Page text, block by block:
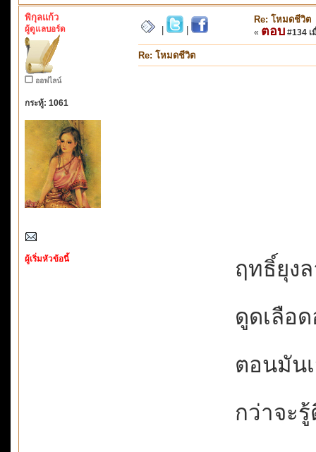
พิกุลแก้ว
ผู้ดูแลบอร์ด
ออฟไลน์
กระทู้: 1061
ผู้เริ่มหัวข้อนี้
Re: โหมดชีวิต
« ตอบ #134 เ
Re: โหมดชีวิต
ฤทธิ์ยุง
ดูดเลือ
ตอนมัน
กว่าจะ